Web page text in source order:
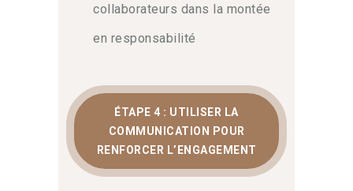
collaborateurs dans la montée
en responsabilité
ÉTAPE 4 : UTILISER LA
COMMUNICATION POUR
RENFORCER L’ENGAGEMENT